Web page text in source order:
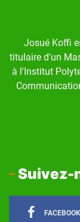
Josué Koffi
titulaire d'un
à l'Institut
Suivez-
FACEBOOK